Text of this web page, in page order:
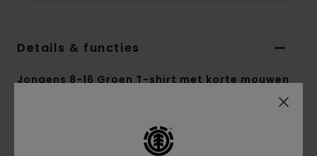
Details & functies
Jongens 8-16 Groen T-shirt met korte mouwen